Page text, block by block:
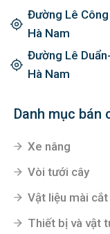
Đường Lê
Hà Nam
Đường Lê
Hà Nam
Danh mục bán
Xe nâng
Vòi tưới cây
Vật liệu mài cắt
Thiết bị và vật